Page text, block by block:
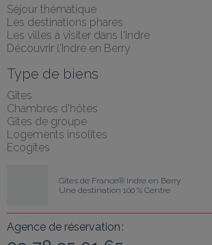
Séjour thématique
Les destinations phares
Les villes à visiter dans l'Indre
Découvrir l'Indre en Berry
Type de biens
Gîtes
Chambres d'hôtes
Gîtes de groupe
Logements insolites
Ecogîtes
Gîtes de France® Indre en Berry
Une destination 100 % Centre
Agence de réservation :